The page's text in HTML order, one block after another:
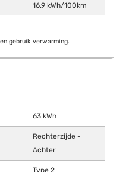
16.9 kWh/100km
gebruik verwarming.
63 kWh
Rechterzijde -
Achter
Type 2